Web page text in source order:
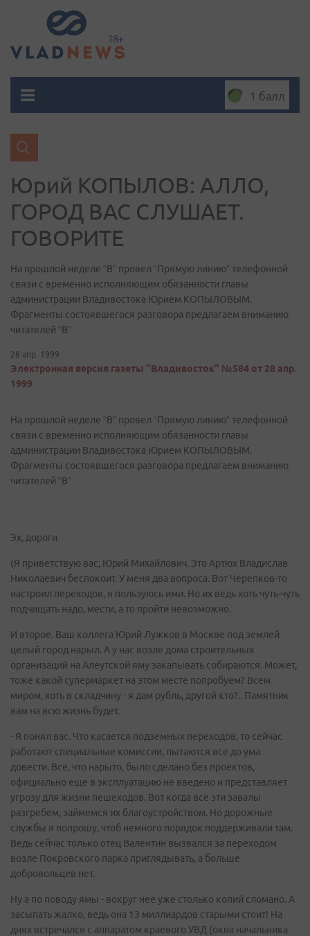
1 балл
Юрий КОПЫЛОВ: АЛЛО,
ГОРОД ВАС СЛУШАЕТ.
ГОВОРИТЕ
На прошлой неделе “В” провел “Прямую линию” телефонной
связи с временно исполняющим обязанности главы
администрации Владивостока Юрием КОПЫЛОВЫМ.
Фрагменты состоявшегося разговора предлагаем вниманию
читателей “В”
28 апр. 1999
Электронная версия газеты "Владивосток" №584 от 28 апр.
1999
На прошлой неделе “В” провел “Прямую линию” телефонной
связи с временно исполняющим обязанности главы
администрации Владивостока Юрием КОПЫЛОВЫМ.
Фрагменты состоявшегося разговора предлагаем вниманию
читателей “В”
Эх, дороги
(Я приветствую вас, Юрий Михайлович. Это Артюх Владислав
Николаевич беспокоит. У меня два вопроса. Вот Черепков-то
настроил переходов, я пользуюсь ими. Но их ведь хоть чуть-чуть
подчищать надо, мести, а то пройти невозможно.
И второе. Ваш коллега Юрий Лужков в Москве под землей
целый город нарыл. А у нас возле дома строительных
организаций на Алеутской яму закапывать собираются. Может,
тоже какой супермаркет на этом месте попробуем? Всем
миром, хоть в складчину - я дам рубль, другой кто?.. Памятник
вам на всю жизнь будет.
- Я понял вас. Что касается подземных переходов, то сейчас
работают специальные комиссии, пытаются все до ума
довести. Все, что нарыто, было сделано без проектов,
официально еще в эксплуатацию не введено и представляет
угрозу для жизни пешеходов. Вот когда все эти завалы
разгребем, займемся их благоустройством. Но дорожные
службы я попрошу, чтоб немного порядок поддерживали там.
Ведь сейчас только отец Валентин вызвался за переходом
возле Покровского парка приглядывать, а больше
добровольцев нет.
Ну а по поводу ямы - вокруг нее уже столько копий сломано. А
засыпать жалко, ведь она 13 миллиардов старыми стоит! На
днях встречался с аппаратом краевого УВД (окна начальника